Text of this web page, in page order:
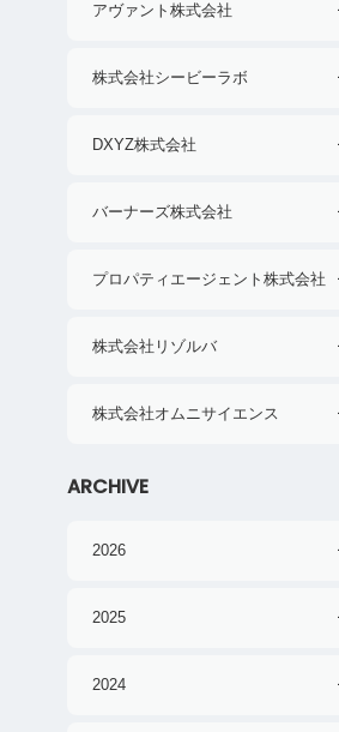
アヴァント株式会社
株式会社シービーラボ
DXYZ株式会社
バーナーズ株式会社
プロパティエージェント株式会社
株式会社リゾルバ
株式会社オムニサイエンス
ARCHIVE
2026
2025
2024